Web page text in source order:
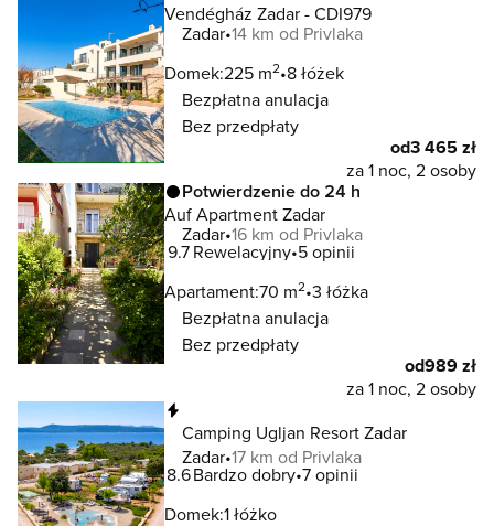
Vendégház Zadar - CDI979
Zadar 14 km od Privlaka
Domek:225 m2 8 łóżek
Bezpłatna anulacja
Bez przedpłaty
od3 465 zł
za 1 noc, 2 osoby
Potwierdzenie do 24 h
Auf Apartment Zadar
Zadar 16 km od Privlaka
9.7Rewelacyjny 5 opinii
Apartament:70 m2 3 łóżka
Bezpłatna anulacja
Bez przedpłaty
od989 zł
za 1 noc, 2 osoby
Camping Ugljan Resort Zadar
Zadar 17 km od Privlaka
8.6Bardzo dobry 7 opinii
Domek:1 łóżko